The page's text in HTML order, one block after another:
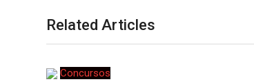
Related Articles
Concursos